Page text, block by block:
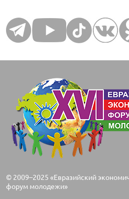
© 2009–2025 «Евразийский
форум молодежи»